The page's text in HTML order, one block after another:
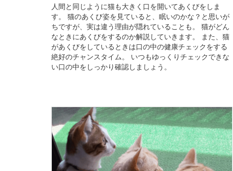
人間と同じように猫も大きく口を開いてあくびをしま
す。 猫のあくび姿を見ていると、眠いのかな？と思いが
ちですが、実は違う理由が隠れていることも。 猫がどん
なときにあくびをするのか解説していきます。 また、猫
があくびをしているときは口の中の健康チェックをする
絶好のチャンスタイム。 いつもゆっくりチェックできな
い口の中をしっかり確認しましょう。